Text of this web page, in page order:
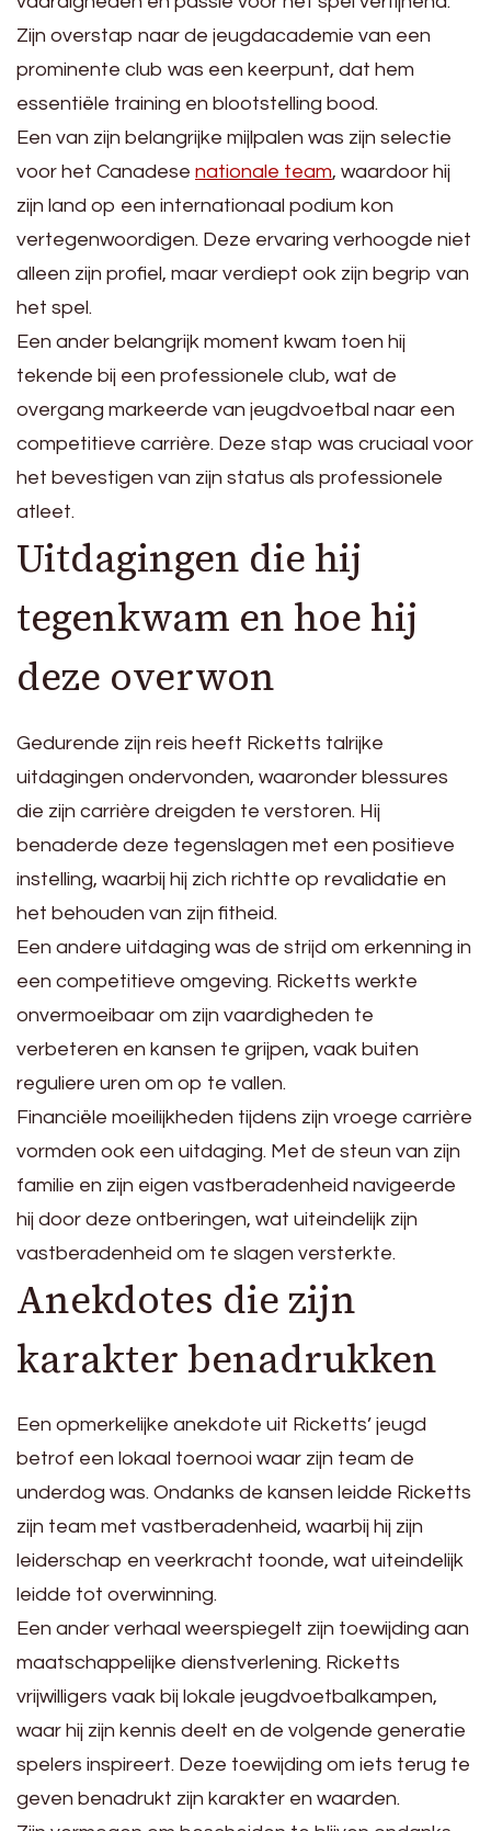
Zijn overstap naar de jeugdacademie van een
prominente club was een keerpunt, dat hem
essentiële training en blootstelling bood.
Een van zijn belangrijke mijlpalen was zijn selectie
voor het Canadese nationale team, waardoor hij
zijn land op een internationaal podium kon
vertegenwoordigen. Deze ervaring verhoogde niet
alleen zijn profiel, maar verdiept ook zijn begrip van
het spel.
Een ander belangrijk moment kwam toen hij
tekende bij een professionele club, wat de
overgang markeerde van jeugdvoetbal naar een
competitieve carrière. Deze stap was cruciaal voor
het bevestigen van zijn status als professionele
atleet.
Uitdagingen die hij
tegenkwam en hoe hij
deze overwon
Gedurende zijn reis heeft Ricketts talrijke
uitdagingen ondervonden, waaronder blessures
die zijn carrière dreigden te verstoren. Hij
benaderde deze tegenslagen met een positieve
instelling, waarbij hij zich richtte op revalidatie en
het behouden van zijn fitheid.
Een andere uitdaging was de strijd om erkenning in
een competitieve omgeving. Ricketts werkte
onvermoeibaar om zijn vaardigheden te
verbeteren en kansen te grijpen, vaak buiten
reguliere uren om op te vallen.
Financiële moeilijkheden tijdens zijn vroege carrière
vormden ook een uitdaging. Met de steun van zijn
familie en zijn eigen vastberadenheid navigeerde
hij door deze ontberingen, wat uiteindelijk zijn
vastberadenheid om te slagen versterkte.
Anekdotes die zijn
karakter benadrukken
Een opmerkelijke anekdote uit Ricketts’ jeugd
betrof een lokaal toernooi waar zijn team de
underdog was. Ondanks de kansen leidde Ricketts
zijn team met vastberadenheid, waarbij hij zijn
leiderschap en veerkracht toonde, wat uiteindelijk
leidde tot overwinning.
Een ander verhaal weerspiegelt zijn toewijding aan
maatschappelijke dienstverlening. Ricketts
vrijwilligers vaak bij lokale jeugdvoetbalkampen,
waar hij zijn kennis deelt en de volgende generatie
spelers inspireert. Deze toewijding om iets terug te
geven benadrukt zijn karakter en waarden.